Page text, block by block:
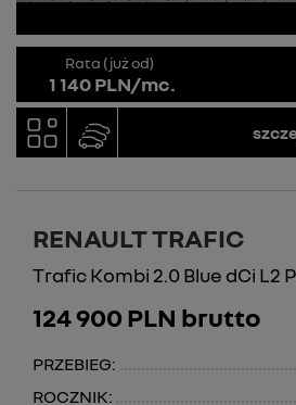
Rata (już od)
1 140 PLN/mc.
RENAULT TRAFIC
Trafic Kombi 2.0 Blue dCi L2
124 900 PLN brutto
PRZEBIEG:
ROCZNIK: